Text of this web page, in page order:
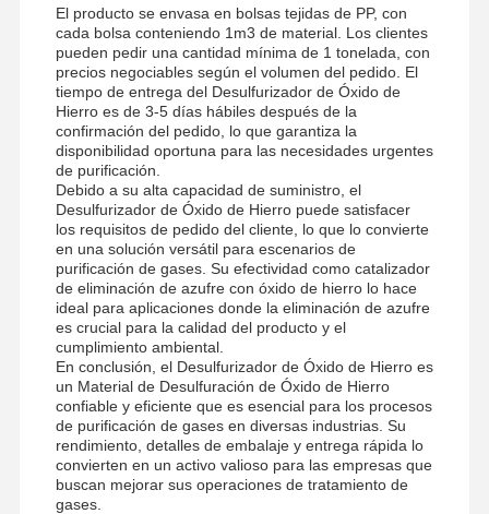
poliacrilamida catiónica
Agente de gelación para fracturación y acidificación
Agente de sedimentación a alta temperatura
Desulfurizante
El producto se envasa en bolsas tejidas de PP, con
cada bolsa conteniendo 1m3 de material. Los clientes
pueden pedir una cantidad mínima de 1 tonelada, con
precios negociables según el volumen del pedido. El
tiempo de entrega del Desulfurizador de Óxido de
Hierro es de 3-5 días hábiles después de la
confirmación del pedido, lo que garantiza la
disponibilidad oportuna para las necesidades urgentes
de purificación.
Debido a su alta capacidad de suministro, el
Desulfurizador de Óxido de Hierro puede satisfacer
los requisitos de pedido del cliente, lo que lo convierte
en una solución versátil para escenarios de
purificación de gases. Su efectividad como catalizador
de eliminación de azufre con óxido de hierro lo hace
ideal para aplicaciones donde la eliminación de azufre
es crucial para la calidad del producto y el
cumplimiento ambiental.
En conclusión, el Desulfurizador de Óxido de Hierro es
un Material de Desulfuración de Óxido de Hierro
confiable y eficiente que es esencial para los procesos
de purificación de gases en diversas industrias. Su
rendimiento, detalles de embalaje y entrega rápida lo
convierten en un activo valioso para las empresas que
buscan mejorar sus operaciones de tratamiento de
gases.